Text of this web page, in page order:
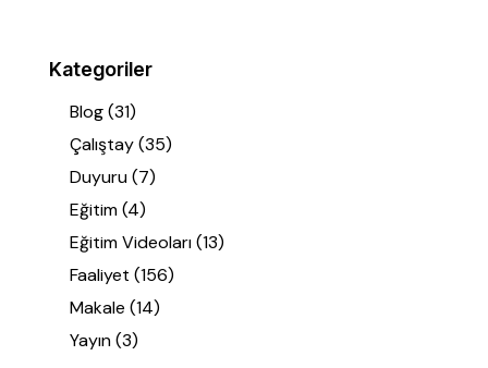
Kategoriler
Blog(31)
Çalıştay(35)
Duyuru(7)
Eğitim(4)
Eğitim Videoları(13)
Faaliyet (156)
Makale (14)
Yayın(3)